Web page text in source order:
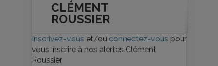
CLÉMENT
ROUSSIER
Inscrivez-vous et/ou connectez-vous pour
vous inscrire à nos alertes Clément
Roussier